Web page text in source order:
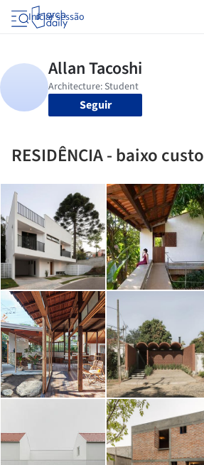
Iniciar sessão
Seguir
RESIDÊNCIA - baixo custo